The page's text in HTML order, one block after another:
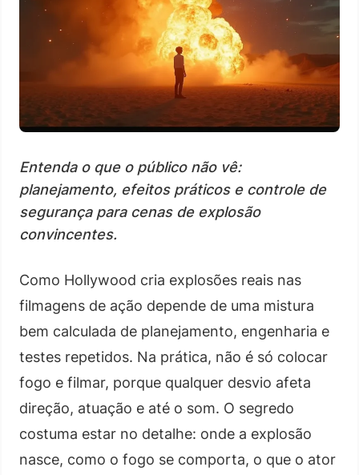
Entenda o que o público não vê:
planejamento, efeitos práticos e controle de
segurança para cenas de explosão
convincentes.
Como Hollywood cria explosões reais nas
filmagens de ação depende de uma mistura
bem calculada de planejamento, engenharia e
testes repetidos. Na prática, não é só colocar
fogo e filmar, porque qualquer desvio afeta
direção, atuação e até o som. O segredo
costuma estar no detalhe: onde a explosão
nasce, como o fogo se comporta, o que o ator